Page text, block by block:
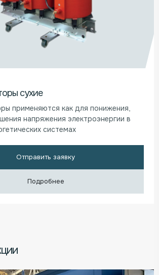
сухие
применяются как для понижения,
напряжения электроэнергии в
системах
Отправить заявку
Подробнее